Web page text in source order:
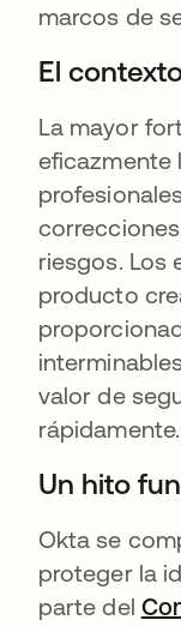
marcos de
El
La mayor
eficazmente
riesgos. Los
producto
valor de
rápidamente.
Un hito
Okta se
proteger la
parte del